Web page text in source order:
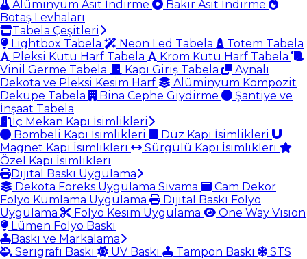
Alüminyum Asit İndirme
Bakır Asit İndirme
Botaş Levhaları
Tabela Çeşitleri
Lightbox Tabela
Neon Led Tabela
Totem Tabela
Pleksi Kutu Harf Tabela
Krom Kutu Harf Tabela
Vinil Germe Tabela
Kapı Giriş Tabela
Aynalı
Dekota ve Pleksi Kesim Harf
Alüminyum Kompozit
Dekupe Tabela
Bina Cephe Giydirme
Şantiye ve
İnşaat Tabela
İç Mekan Kapı İsimlikleri
Bombeli Kapı İsimlikleri
Düz Kapı İsimlikleri
Magnet Kapı İsimlikleri
Sürgülü Kapı İsimlikleri
Özel Kapı İsimlikleri
Dijital Baskı Uygulama
Dekota Foreks Uygulama Sıvama
Cam Dekor
Folyo Kumlama Uygulama
Dijital Baskı Folyo
Uygulama
Folyo Kesim Uygulama
One Way Vision
Lümen Folyo Baskı
Baskı ve Markalama
Serigrafi Baskı
UV Baskı Tampon Baskı
STS